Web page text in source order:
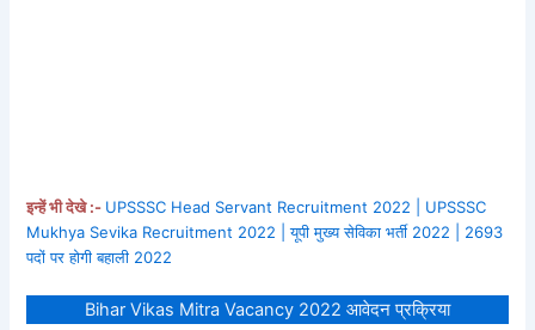
इन्हें भी देखे :- UPSSSC Head Servant Recruitment 2022 | UPSSSC
Mukhya Sevika Recruitment 2022 | यूपी मुख्य सेविका भर्ती 2022 | 2693
पदों पर होगी बहाली 2022
Bihar Vikas Mitra Vacancy 2022 आवेदन प्रक्रिया